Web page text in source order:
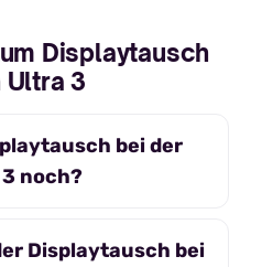
Displaytausch
3
bei der
noch?
Displaytausch bei